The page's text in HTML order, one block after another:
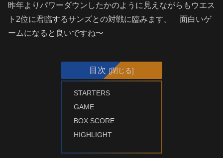
昨年よりパワーダウンしたかのように見えながらもウエス
ト2位に君臨するサンズとの対戦に臨みます。 面白いゲ
ームになると良いですね〜
目次
STARTERS
GAME
BOX SCORE
HIGHLIGHT